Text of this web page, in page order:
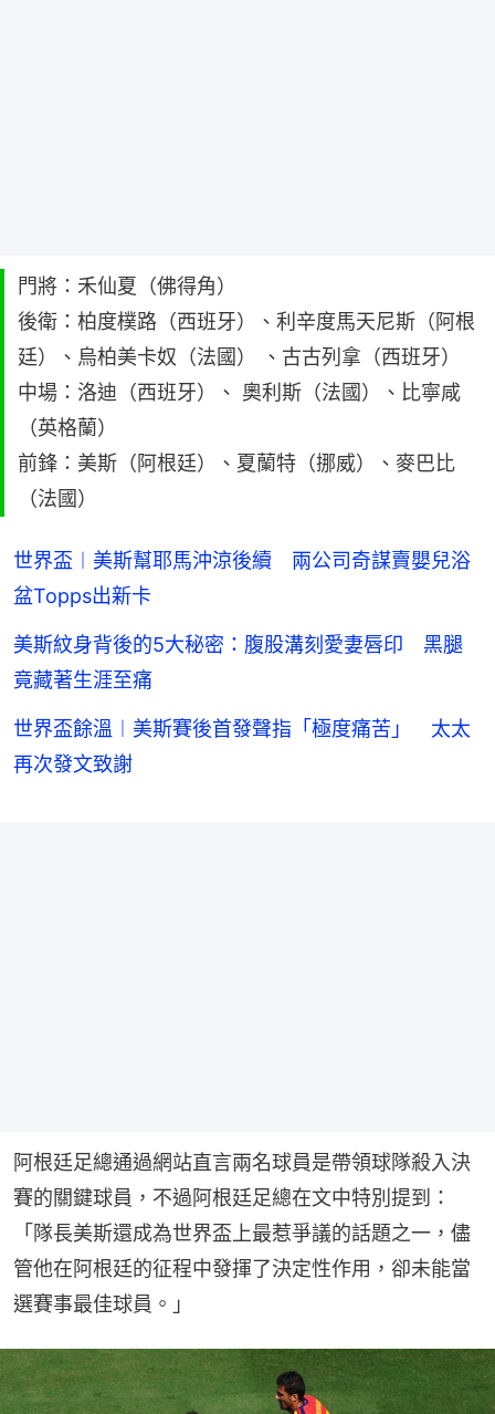
門將：禾仙夏（佛得角）
後衛：柏度樸路（西班牙）、利辛度馬天尼斯（阿根
廷）、烏柏美卡奴（法國） 、古古列拿（西班牙）
中場：洛迪（西班牙）、 奧利斯（法國）、比寧咸
（英格蘭）
前鋒：美斯（阿根廷）、夏蘭特（挪威）、麥巴比
（法國）
世界盃︱美斯幫耶馬沖涼後續 兩公司奇謀賣嬰兒浴
盆Topps出新卡
美斯紋身背後的5大秘密：腹股溝刻愛妻唇印 黑腿
竟藏著生涯至痛
世界盃餘溫︱美斯賽後首發聲指「極度痛苦」 太太
再次發文致謝
阿根廷足總通過網站直言兩名球員是帶領球隊殺入決
賽的關鍵球員，不過阿根廷足總在文中特別提到：
「隊長美斯還成為世界盃上最惹爭議的話題之一，儘
管他在阿根廷的征程中發揮了決定性作用，卻未能當
選賽事最佳球員。」